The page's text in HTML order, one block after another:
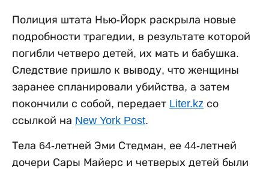
Полиция штата Нью-Йорк раскрыла новые
подробности трагедии, в результате которой
погибли четверо детей, их мать и бабушка.
Следствие пришло к выводу, что женщины
заранее спланировали убийства, а затем
покончили с собой, передает Liter.kz со
ссылкой на New York Post.
Тела 64-летней Эми Стедман, ее 44-летней
дочери Сары Майерс и четверых детей были